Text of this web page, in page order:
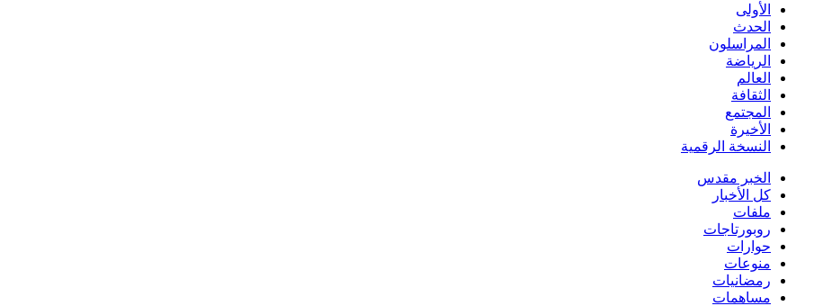
الأولى
الحدث
المراسلون
الرياضة
العالم
الثقافة
المجتمع
الأخيرة
النسخة الرقمية
الخبر مقدس
كل الأخبار
ملفات
روبورتاجات
حوارات
منوعات
رمضانيات
مساهمات